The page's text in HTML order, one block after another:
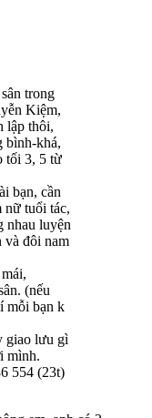
trong
Kiệm,
lập thôi,
bình-khá,
tối 3, 5 từ
bạn, cần
nữ tuổi tác,
nhau luyện
và đôi nam
(nếu
mỗi bạn k
giao lưu gì
mình.
554 (23t)